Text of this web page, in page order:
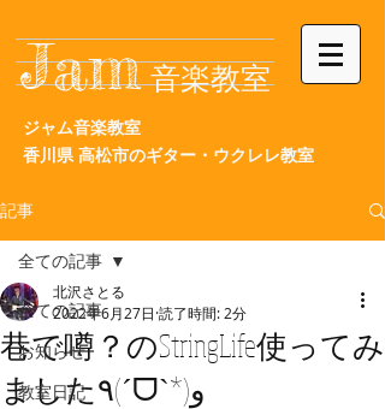
Jam 音楽教室
ジャム音楽教室
香川県 高松市のギター・ウクレレ教室
記事
全ての記事
お知らせ
教室日記
全ての記事
巷で噂？のStringLife使ってみ
ました٩(ˊᗜˋ*)و
北沢さとる
2022年6月27日 読了時間: 2分